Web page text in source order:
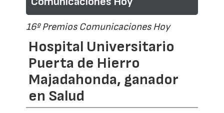
16º Premios Comunicaciones Hoy
Hospital Universitario
Puerta de Hierro
Majadahonda, ganador
en Salud